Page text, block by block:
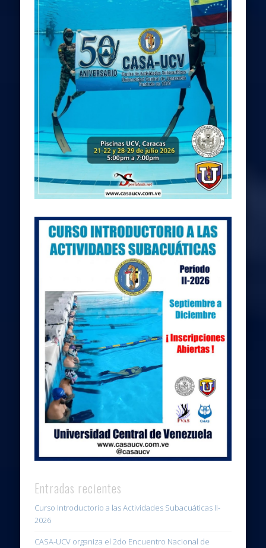
Entradas recientes
Curso Introductorio a las Actividades Subacuáticas II-
2026
CASA-UCV organiza el 2do Encuentro Nacional de